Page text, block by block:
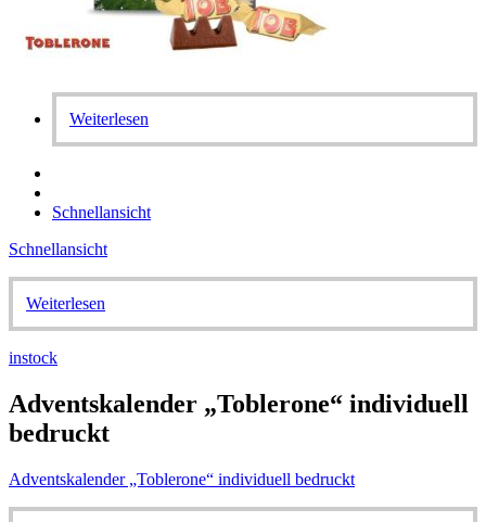
Weiterlesen
Schnellansicht
Schnellansicht
Weiterlesen
instock
Adventskalender „Toblerone“ individuell
bedruckt
Adventskalender „Toblerone“ individuell bedruckt